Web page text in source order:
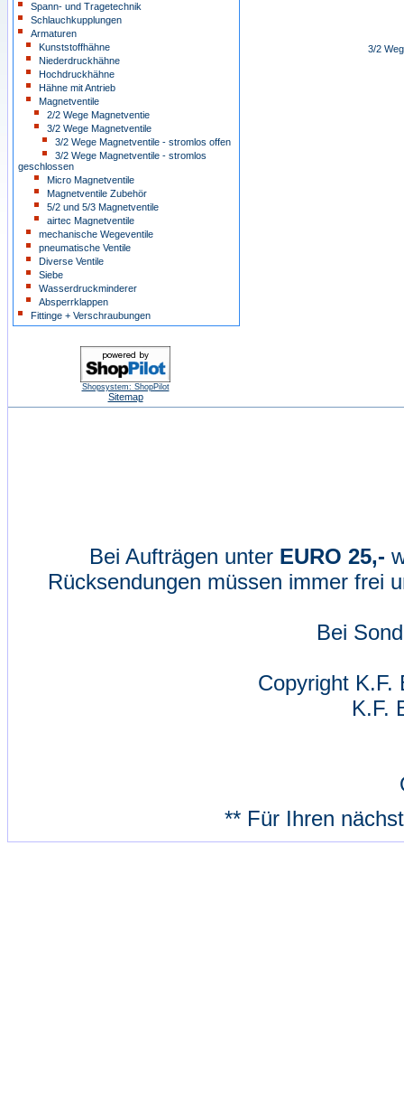
Spann- und Tragetechnik
Schlauchkupplungen
Armaturen
Kunststoffhähne
Niederdruckhähne
Hochdruckhähne
Hähne mit Antrieb
Magnetventile
2/2 Wege Magnetventie
3/2 Wege Magnetventile
3/2 Wege Magnetventile - stromlos offen
3/2 Wege Magnetventile - stromlos
geschlossen
Micro Magnetventile
Magnetventile Zubehör
5/2 und 5/3 Magnetventile
airtec Magnetventile
mechanische Wegeventile
pneumatische Ventile
Diverse Ventile
Siebe
Wasserdruckminderer
Absperrklappen
Fittinge + Verschraubungen
Shopsystem: ShopPilot
Sitemap
3/2
Bei Aufträgen unter EURO 25,-
Rücksendungen müssen immer frei
Bei
Copyright
K.F.
** Für Ihren